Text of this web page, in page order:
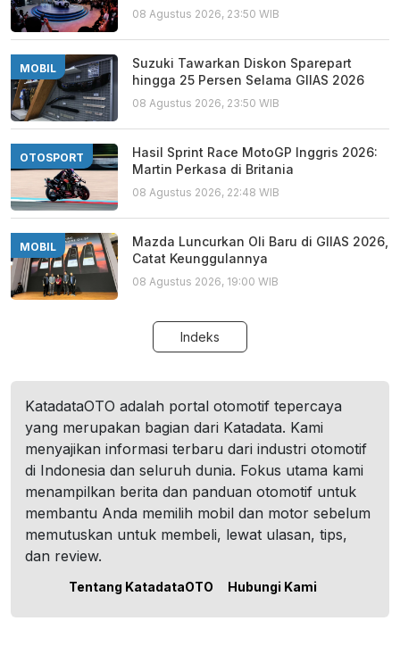
08 Agustus 2026, 23:50 WIB
MOBIL
Suzuki Tawarkan Diskon Sparepart
hingga 25 Persen Selama GIIAS 2026
08 Agustus 2026, 23:50 WIB
OTOSPORT
Hasil Sprint Race MotoGP Inggris 2026:
Martin Perkasa di Britania
08 Agustus 2026, 22:48 WIB
MOBIL
Mazda Luncurkan Oli Baru di GIIAS 2026,
Catat Keunggulannya
08 Agustus 2026, 19:00 WIB
Indeks
KatadataOTO adalah portal otomotif tepercaya
yang merupakan bagian dari Katadata. Kami
menyajikan informasi terbaru dari industri otomotif
di Indonesia dan seluruh dunia. Fokus utama kami
menampilkan berita dan panduan otomotif untuk
membantu Anda memilih mobil dan motor sebelum
memutuskan untuk membeli, lewat ulasan, tips,
dan review.
Tentang KatadataOTO Hubungi Kami